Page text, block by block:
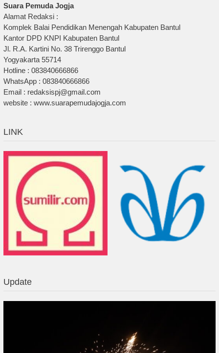
Suara Pemuda Jogja
Alamat Redaksi :
Komplek Balai Pendidikan Menengah Kabupaten Bantul
Kantor DPD KNPI Kabupaten Bantul
Jl. R.A. Kartini No. 38 Trirenggo Bantul
Yogyakarta 55714
Hotline : 083840666866
WhatsApp : 083840666866
Email : redaksispj@gmail.com
website : www.suarapemudajogja.com
LINK
Update